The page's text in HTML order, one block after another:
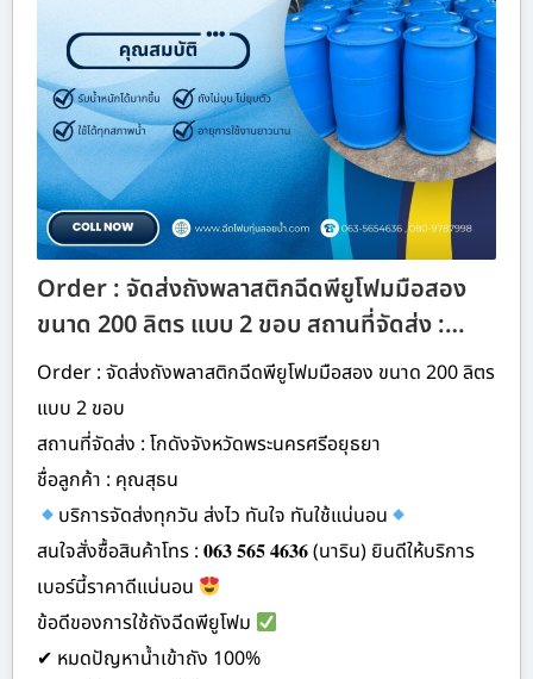
Order : จัดส่งถังพลาสติกฉีดพียูโฟมมือสอง
ขนาด 200 ลิตร แบบ 2 ขอบ สถานที่จัดส่ง :…
Order : จัดส่งถังพลาสติกฉีดพียูโฟมมือสอง ขนาด 200 ลิตร
แบบ 2 ขอบ
สถานที่จัดส่ง : โกดังจังหวัดพระนครศรีอยุธยา
ชื่อลูกค้า : คุณสุธน
บริการจัดส่งทุกวัน ส่งไว ทันใจ ทันใช้แน่นอน
สนใจสั่งซื้อสินค้าโทร : 𝟎𝟔𝟑 𝟓𝟔𝟓 𝟒𝟔𝟑𝟔 (นาริน) ยินดีให้บริการ
เบอร์นี้ราคาดีแน่นอน
ข้อดีของการใช้ถังฉีดพียูโฟม
✔ หมดปัญหาน้ำเข้าถัง 100%